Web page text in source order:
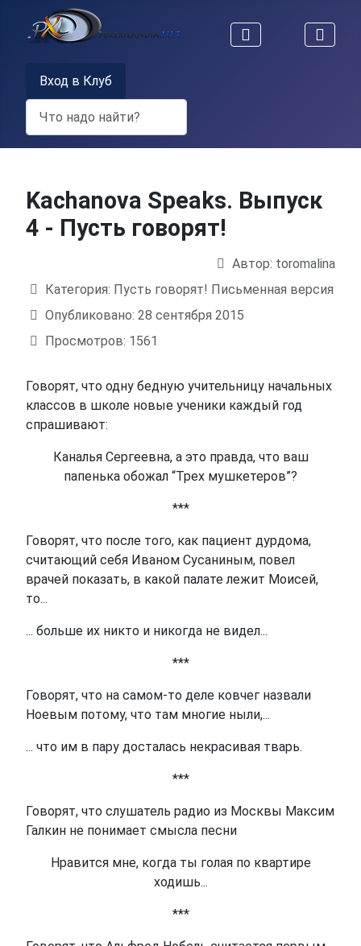
Вход в Клуб
Kachanova Speaks. Выпуск
4 - Пусть говорят!
Автор: toromalina
Категория: Пусть говорят! Письменная версия
Опубликовано: 28 сентября 2015
Просмотров: 1561
Говорят, что одну бедную учительницу начальных
классов в школе новые ученики каждый год
спрашивают:
Каналья Сергеевна, а это правда, что ваш
папенька обожал “Трех мушкетеров”?
***
Говорят, что после того, как пациент дурдома,
считающий себя Иваном Сусаниным, повел
врачей показать, в какой палате лежит Моисей,
то...
... больше их никто и никогда не видел...
***
Говорят, что на самом-то деле ковчег назвали
Ноевым потому, что там многие ныли,...
... что им в пару досталась некрасивая тварь.
***
Говорят, что слушатель радио из Москвы Максим
Галкин не понимает смысла песни
Нравится мне, когда ты голая по квартире
ходишь...
***